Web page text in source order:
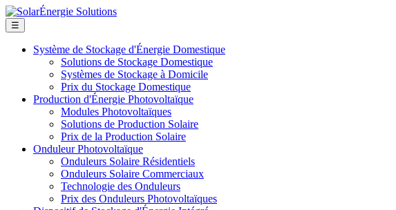
☰
Système de Stockage d'Énergie Domestique
Solutions de Stockage Domestique
Systèmes de Stockage à Domicile
Prix du Stockage Domestique
Production d'Énergie Photovoltaïque
Modules Photovoltaïques
Solutions de Production Solaire
Prix de la Production Solaire
Onduleur Photovoltaïque
Onduleurs Solaire Résidentiels
Onduleurs Solaire Commerciaux
Technologie des Onduleurs
Prix des Onduleurs Photovoltaïques